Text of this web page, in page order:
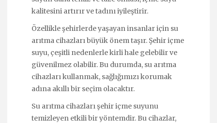
kalitesini artırır ve tadını iyileştirir.
Özellikle şehirlerde yaşayan insanlar için su
arıtma cihazları büyük önem taşır. Şehir içme
suyu, çeşitli nedenlerle kirli hale gelebilir ve
güvenilmez olabilir. Bu durumda, su arıtma
cihazları kullanmak, sağlığımızı korumak
adına akıllı bir seçim olacaktır.
Su arıtma cihazları şehir içme suyunu
temizleyen etkili bir yöntemdir. Bu cihazlar,